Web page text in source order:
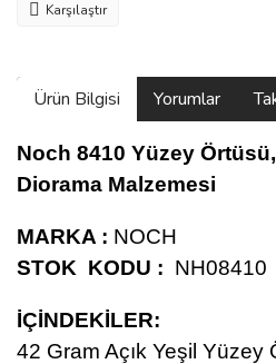
Karşılaştır
Ürün Bilgisi Yorumlar
Noch 8410 Yüzey
Diorama Malzemesi
MARKA : NOCH
STOK KODU : NH08410
İÇİNDEKİLER:
42 Gram Açık Yeşil Yüzey